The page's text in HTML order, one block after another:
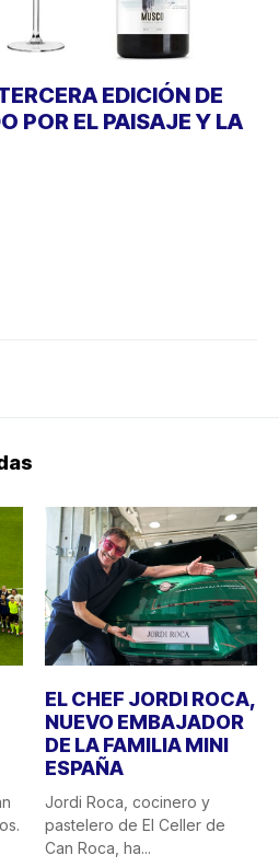
EDICIÓN DE
POR EL PAISAJE Y LA
EL CHEF JORDI ROCA,
NUEVO EMBAJADOR
DE LA FAMILIA MINI
ESPAÑA
Jordi Roca, cocinero y
pastelero de El Celler de
Can Roca, ha...